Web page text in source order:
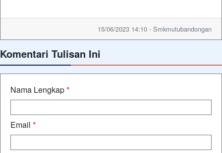
15/06/2023 14:10 - Smkmutubandongan
Komentari Tulisan Ini
Nama Lengkap*
Email *